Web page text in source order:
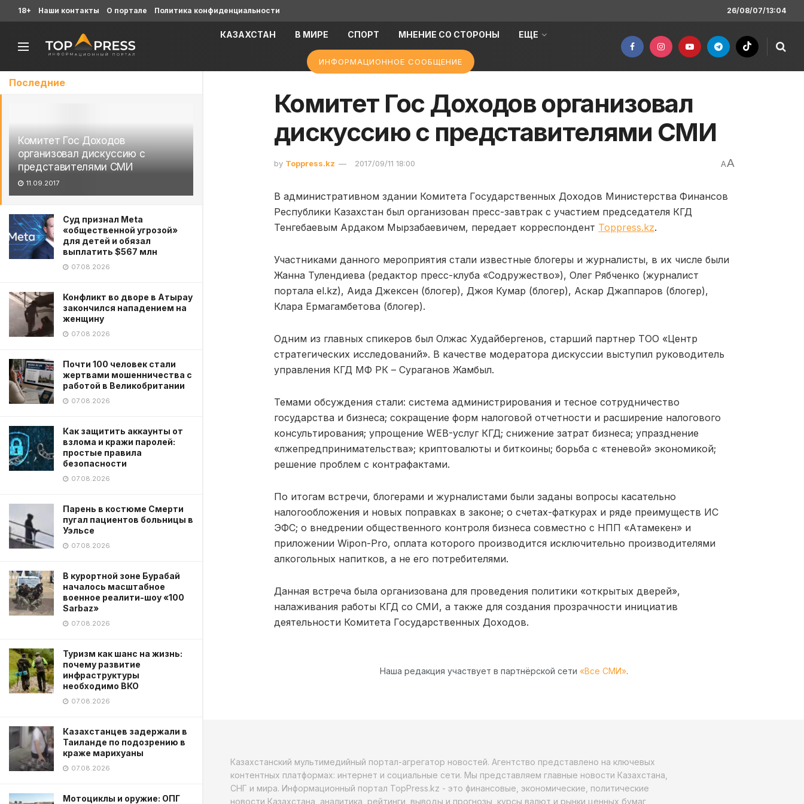
Последние
Комитет Гос Доходов
организовал дискуссию с
представителями СМИ
11.09.2017
Суд признал Meta
«общественной угрозой»
для детей и обязал
выплатить $567 млн
07.08.2026
Конфликт во дворе в Атырау
закончился нападением на
женщину
07.08.2026
Почти 100 человек стали
жертвами мошенничества с
работой в Великобритании
07.08.2026
Как защитить аккаунты от
взлома и кражи паролей:
простые правила
безопасности
07.08.2026
Парень в костюме Смерти
пугал пациентов больницы в
Уэльсе
07.08.2026
В курортной зоне Бурабай
началось масштабное
военное реалити-шоу «100
Sarbaz»
07.08.2026
Туризм как шанс на жизнь:
почему развитие
инфраструктуры
необходимо ВКО
07.08.2026
Казахстанцев задержали в
Таиланде по подозрению в
краже марихуаны
07.08.2026
Мотоциклы и оружие: ОПГ
18+ Наши контакты О портале Политика конфиденциальности 26/08/07/13:04
КАЗАХСТАН В МИРЕ СПОРТ МНЕНИЕ СО СТОРОНЫ ЕЩЕ
ИНФОРМАЦИОННОЕ СООБЩЕНИЕ
Комитет Гос Доходов организовал
дискуссию с представителями СМИ
by Toppress.kz 2017/09/11 18:00 AA
В административном здании Комитета Государственных Доходов Министерства Финансов
Республики Казахстан был организован пресс-завтрак с участием председателя КГД
Тенгебаевым Ардаком Мырзабаевичем, передает корреспондент Toppress.kz.
Участниками данного мероприятия стали известные блогеры и журналисты, в их числе были
Жанна Тулендиева (редактор пресс-клуба «Содружество»), Олег Рябченко (журналист
портала el.kz), Аида Джексен (блогер), Джоя Кумар (блогер), Аскар Джаппаров (блогер),
Клара Ермагамбетова (блогер).
Одним из главных спикеров был Олжас Худайбергенов, старший партнер ТОО «Центр
стратегических исследований». В качестве модератора дискуссии выступил руководитель
управления КГД МФ РК – Сураганов Жамбыл.
Темами обсуждения стали: система администрирования и тесное сотрудничество
государства и бизнеса; сокращение форм налоговой отчетности и расширение налогового
консультирования; упрощение WEB-услуг КГД; снижение затрат бизнеса; упразднение
«лжепредпринимательства»; криптовалюты и биткоины; борьба с «теневой» экономикой;
решение проблем с контрафактами.
По итогам встречи, блогерами и журналистами были заданы вопросы касательно
налогообложения и новых поправках в законе; о счетах-фаткурах и ряде преимуществ ИС
ЭФС; о внедрении общественного контроля бизнеса совместно с НПП «Атамекен» и
приложении Wipon-Prо, оплата которого производится исключительно производителями
алкогольных напитков, а не его потребителями.
Данная встреча была организована для проведения политики «открытых дверей»,
налаживания работы КГД со СМИ, а также для создания прозрачности инициатив
деятельности Комитета Государственных Доходов.
Наша редакция участвует в партнёрской сети «Все СМИ».
Казахстанский мультимедийный портал-агрегатор новостей. Агентство представлено на ключевых
контентных платформах: интернет и социальные сети. Мы представляем главные новости Казахстана,
СНГ и мира. Информационный портал TopPress.kz - это финансовые, экономические, политические
новости Казахстана, аналитика, рейтинги, выводы и прогнозы, курсы валют и рынки ценных бумаг,